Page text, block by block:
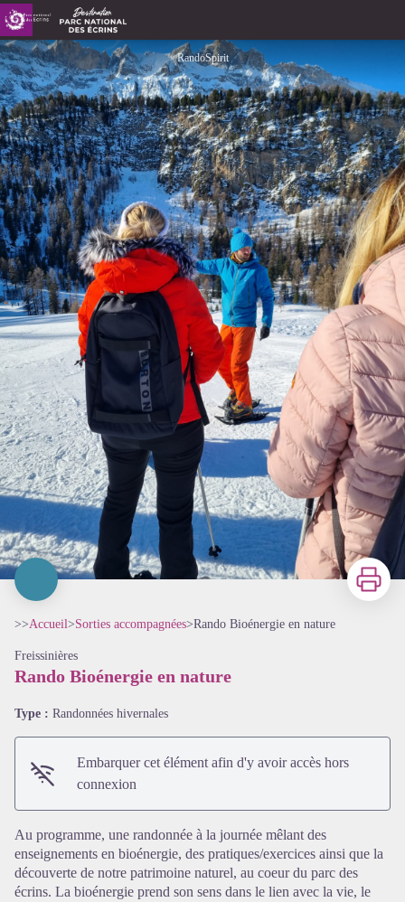
Rando Bioénergie en nature
RandoSpirit
Voir l'image en plein écran
Imprimer
>>Accueil>Sorties accompagnées>Rando Bioénergie en nature
Freissinières
Rando Bioénergie en nature
Type : Randonnées hivernales
Embarquer cet élément afin d'y avoir accès hors
connexion
Au programme, une randonnée à la journée mêlant des
enseignements en bioénergie, des pratiques/exercices ainsi que la
découverte de notre patrimoine naturel, au coeur du parc des
écrins. La bioénergie prend son sens dans le lien avec la vie, le